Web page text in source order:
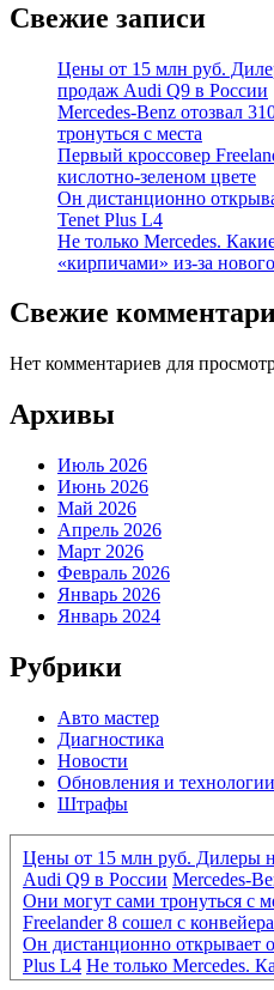
Свежие записи
Цены от 15 млн руб.
продаж Audi Q9 в России
Mercedes-Benz отозвал
тронуться с места
Первый кроссовер
кислотно-зеленом цвете
Он дистанционно
Tenet Plus L4
Не только Mercedes.
«кирпичами» из-за
Свежие
Нет комментариев для
Архивы
Июль 2026
Июнь 2026
Май 2026
Апрель 2026
Март 2026
Февраль 2026
Январь 2026
Январь 2024
Рубрики
Авто мастер
Диагностика
Новости
Обновления и технологии
Штрафы
Цены от 15 млн руб. Дилеры
Audi Q9 в России Mercedes-
Они могут сами тронуться с
Freelander 8 сошел с
Он дистанционно открывает
Plus L4 Не только Mercedes.